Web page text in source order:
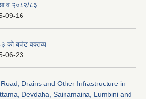
आ.व २०८२/८३
09-16
को बजेट वक्तव्य
06-23
Drains and Other Infrastructure in
Devdaha, Sainamaina, Lumbini and